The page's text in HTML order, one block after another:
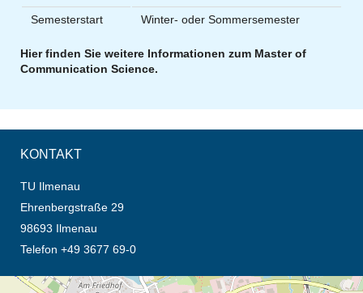
Semesterstart Winter- oder Sommersemester
Hier finden Sie weitere Informationen zum Master of
Communication Science.
KONTAKT
TU Ilmenau
Ehrenbergstraße 29
98693 Ilmenau
Telefon +49 3677 69-0
Öffnet die Anfahrtsbeschreibung in neuem Tab (Karte)